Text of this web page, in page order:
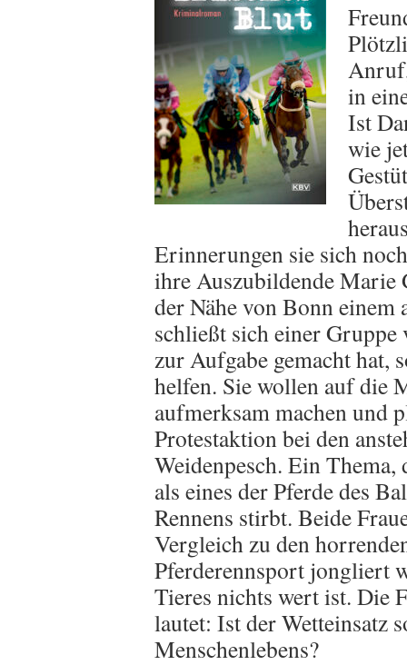
in
Ist
wie
Erinnerungen sie sich
ihre Auszubildende
der Nähe von Bonn einem
schließt sich einer Gruppe
zur Aufgabe gemacht hat,
helfen. Sie wollen auf die
aufmerksam machen und
Protestaktion bei den
Weidenpesch. Ein
als eines der Pferde des
Rennens stirbt. Beide
Vergleich zu den
Pferderennsport jongliert
Tieres nichts wert ist. Die
lautet: Ist der Wetteinsatz
Menschenlebens?